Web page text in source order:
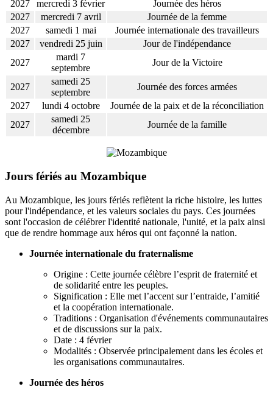
2027
mercredi 3 février
Journée des héros
2027
mercredi 7 avril
Journée de la femme
2027
samedi 1 mai
Journée internationale des travailleurs
2027
vendredi 25 juin
Jour de l'indépendance
2027
mardi 7
septembre
Jour de la Victoire
2027
samedi 25
septembre
Journée des forces armées
2027
lundi 4 octobre
Journée de la paix et de la réconciliation
2027
samedi 25
décembre
Journée de la famille
Jours fériés au Mozambique
Au Mozambique, les jours fériés reflètent la riche histoire, les luttes
pour l'indépendance, et les valeurs sociales du pays. Ces journées
sont l'occasion de célébrer l'identité nationale, l'unité, et la paix ainsi
que de rendre hommage aux héros qui ont façonné la nation.
Journée internationale du fraternalisme
Origine : Cette journée célèbre l’esprit de fraternité et
de solidarité entre les peuples.
Signification : Elle met l’accent sur l’entraide, l’amitié
et la coopération internationale.
Traditions : Organisation d'événements communautaires
et de discussions sur la paix.
Date : 4 février
Modalités : Observée principalement dans les écoles et
les organisations communautaires.
Journée des héros